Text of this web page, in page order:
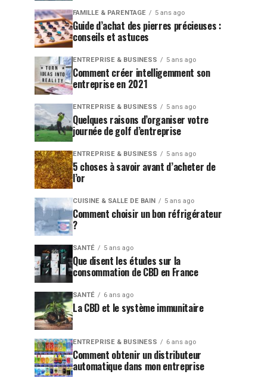
FAMILLE & PARENTAGE 5 ans ago
Guide d’achat des pierres précieuses :
conseils et astuces
ENTREPRISE & BUSINESS 5 ans ago
Comment créer intelligemment son
entreprise en 2021
ENTREPRISE & BUSINESS 5 ans ago
Quelques raisons d’organiser votre
journée de golf d’entreprise
ENTREPRISE & BUSINESS 5 ans ago
5 choses à savoir avant d’acheter de
l’or
CUISINE & SALLE DE BAIN 5 ans ago
Comment choisir un bon réfrigérateur
?
SANTÉ 5 ans ago
Que disent les études sur la
consommation de CBD en France
SANTÉ 6 ans ago
La CBD et le système immunitaire
ENTREPRISE & BUSINESS 6 ans ago
Comment obtenir un distributeur
automatique dans mon entreprise